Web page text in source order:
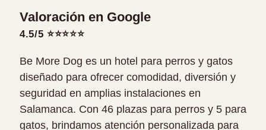
Valoración en Google
4.5/5 ⭐⭐⭐⭐⭐
Be More Dog es un hotel para perros y gatos
diseñado para ofrecer comodidad, diversión y
seguridad en amplias instalaciones en
Salamanca. Con 46 plazas para perros y 5 para
gatos, brindamos atención personalizada para